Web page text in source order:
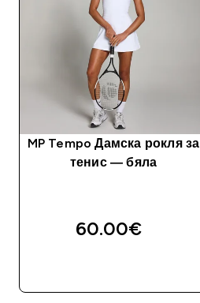
MP Tempo Дамска рокля за
тенис — бяла
60.00€‎